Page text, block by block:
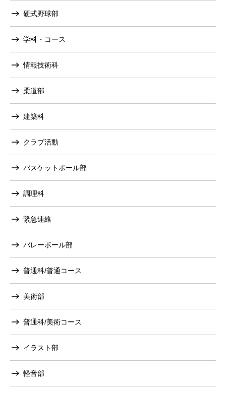
硬式野球部
学科・コース
情報技術科
柔道部
建築科
クラブ活動
バスケットボール部
調理科
緊急連絡
バレーボール部
普通科/普通コース
美術部
普通科/美術コース
イラスト部
軽音部